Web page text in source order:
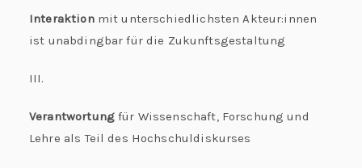
e
o
a
e
h
Interaktionmit unterschiedlichsten Akteur:innen
ist unabdingbar für die Zukunftsgestaltung
III.
Verantwortungfür Wissenschaft, Forschung und
Lehre als Teil des Hochschuldiskurses